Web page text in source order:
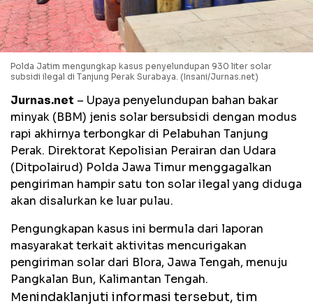
Polda Jatim mengungkap kasus penyelundupan 930 liter solar
subsidi ilegal di Tanjung Perak Surabaya. (Insani/Jurnas.net)
Jurnas.net – Upaya penyelundupan bahan bakar
minyak (BBM) jenis solar bersubsidi dengan modus
rapi akhirnya terbongkar di Pelabuhan Tanjung
Perak. Direktorat Kepolisian Perairan dan Udara
(Ditpolairud) Polda Jawa Timur menggagalkan
pengiriman hampir satu ton solar ilegal yang diduga
akan disalurkan ke luar pulau.
Pengungkapan kasus ini bermula dari laporan
masyarakat terkait aktivitas mencurigakan
pengiriman solar dari Blora, Jawa Tengah, menuju
Pangkalan Bun, Kalimantan Tengah.
Menindaklanjuti informasi tersebut, tim